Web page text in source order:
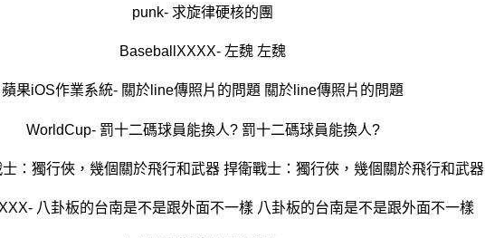
punk- 求旋律硬核的團
BaseballXXXX- 左魏 左魏
蘋果iOS作業系統- 關於line傳照片的問題 關於line傳照片的問題
WorldCup- 罰十二碼球員能換人? 罰十二碼球員能換人?
：獨行俠，幾個關於飛行和武器 捍衛戰士：獨行俠，幾個關於飛行和武器
八卦板的台南是不是跟外面不一樣 八卦板的台南是不是跟外面不一樣